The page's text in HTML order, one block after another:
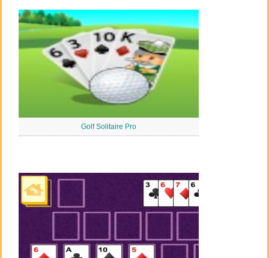
Golf Solitaire Pro